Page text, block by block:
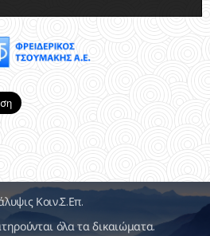
Κοιν.Σ.Επ.
όλα τα δικαιώματα.